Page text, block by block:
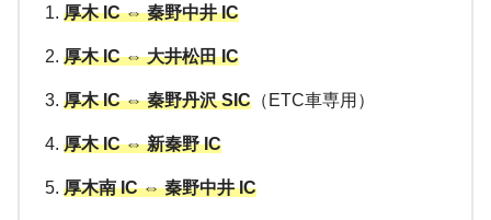
厚木 IC ⇔ 秦野中井 IC
厚木 IC ⇔ 大井松田 IC
厚木 IC ⇔ 秦野丹沢 SIC （ETC車専用）
厚木 IC ⇔ 新秦野 IC
厚木南 IC ⇔ 秦野中井 IC